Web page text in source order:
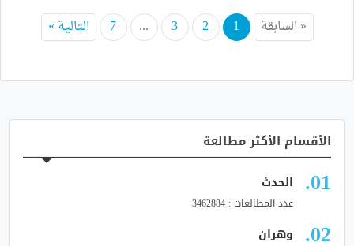
« السابقة 1
2
3
...
7 التالية »
الأقسام الأكثر مطالعة
الحدث
عدد المطالعات : 3462884
وهران